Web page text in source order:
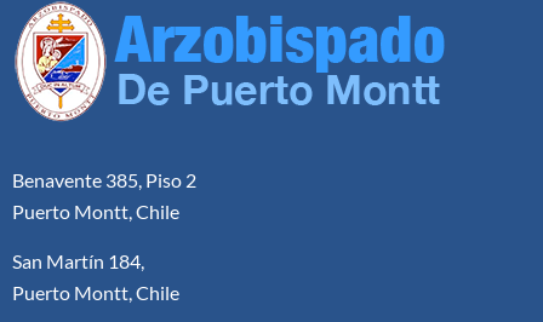
Benavente 385, Piso 2
Puerto Montt, Chile
San Martín 184,
Puerto Montt, Chile